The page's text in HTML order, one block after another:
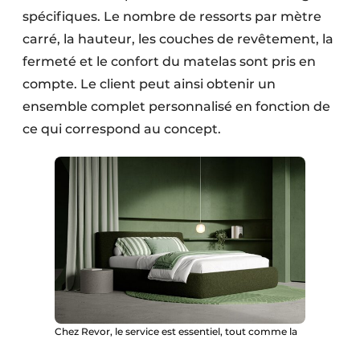
spécifiques. Le nombre de ressorts par mètre
carré, la hauteur, les couches de revêtement, la
fermeté et le confort du matelas sont pris en
compte. Le client peut ainsi obtenir un
ensemble complet personnalisé en fonction de
ce qui correspond au concept.
Chez Revor, le service est essentiel, tout comme la